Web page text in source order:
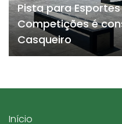
Pista para
Competições é
Casqueiro
Início